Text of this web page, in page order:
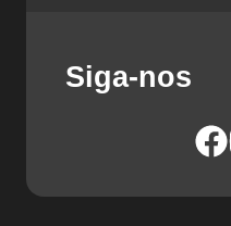
Siga-nos